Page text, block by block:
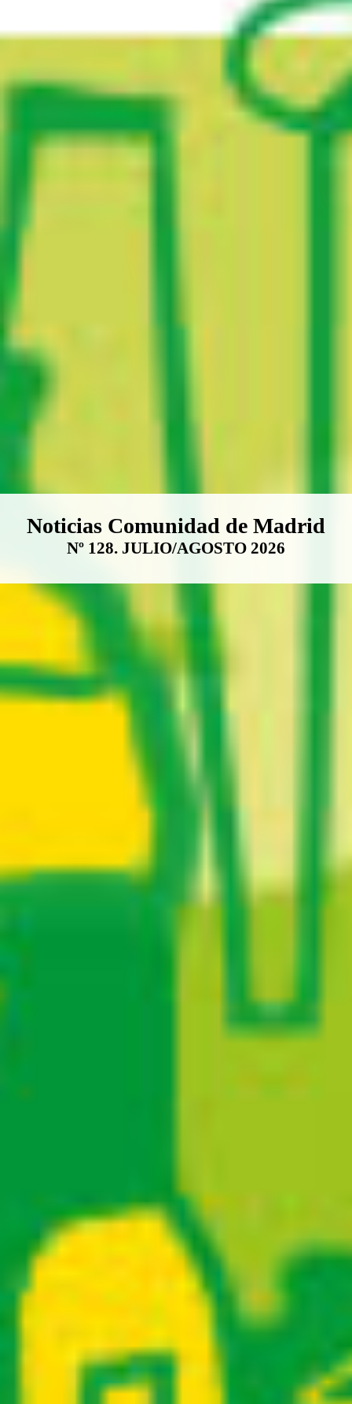
Boletín Noticias Comunidad de
Noticias Comunidad de Madrid
Nº 128. JULIO/AGOSTO 2026